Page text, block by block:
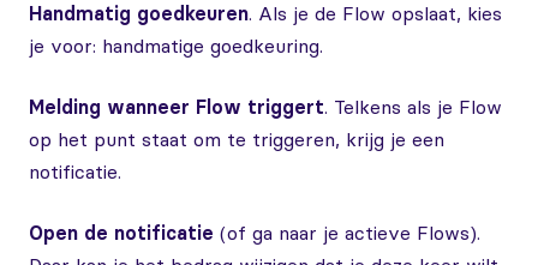
Handmatig goedkeuren. Als je de Flow opslaat, kies
je voor: handmatige goedkeuring.
Melding wanneer Flow triggert. Telkens als je Flow
op het punt staat om te triggeren, krijg je een
notificatie.
Open de notificatie (of ga naar je actieve Flows).